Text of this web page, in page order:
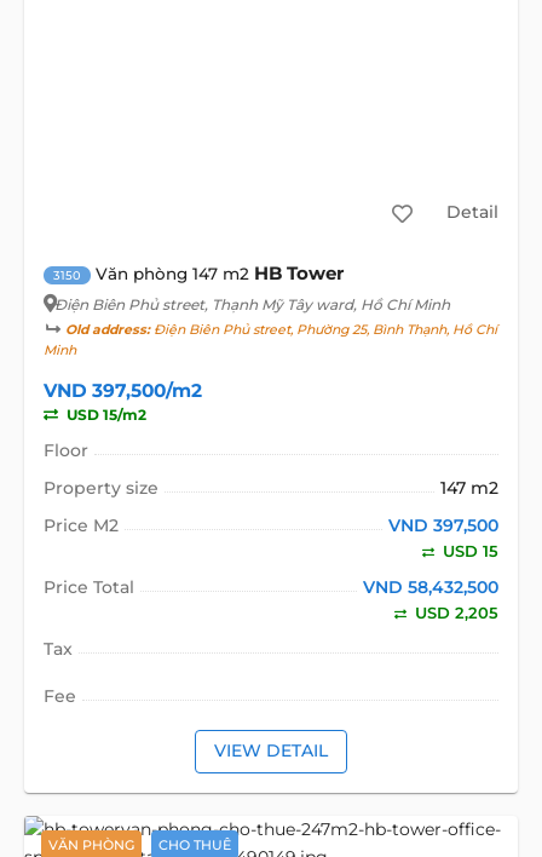
Detail
3150 Văn phòng 147 m2 HB Tower
Điện Biên Phủ street, Thạnh Mỹ Tây ward, Hồ Chí Minh
Old address:Điện Biên Phủ street, Phường 25, Bình Thạnh, Hồ Chí
Minh
VND 397,500/m2
USD 15/m2
Floor
Property size
147 m2
Price M2
VND 397,500
USD 15
Price Total VND 58,432,500
USD 2,205
Tax
Fee
VIEW DETAIL
VĂN PHÒNG CHO THUÊ